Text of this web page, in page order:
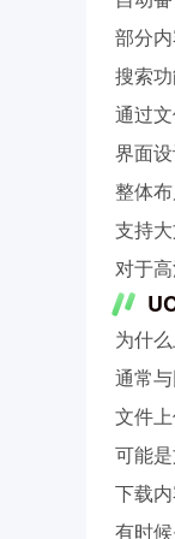
部分
搜索
通过
界面
整体
支持
对于
为什
通常
文件
可能
下载
有时